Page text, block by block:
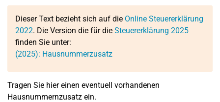
Dieser Text bezieht sich auf die Online Steuererklärung
2022. Die Version die für die Steuererklärung 2025
finden Sie unter:
(2025): Hausnummerzusatz
Tragen Sie hier einen eventuell vorhandenen
Hausnummernzusatz ein.